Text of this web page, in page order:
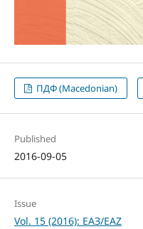
ПДФ (Macedonian)
Published
2016-09-05
Issue
Vol. 15 (2016): ЕАЗ/EAZ